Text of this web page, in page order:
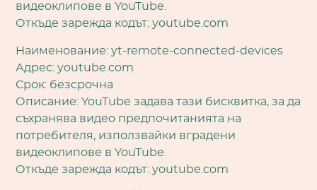
видеоклипове в YouTube.
Откъде зарежда кодът: youtube.com
Наименование: yt-remote-connected-devices
Адрес: youtube.com
Срок: безсрочна
Описание: YouTube задава тази бисквитка, за да
съхранява видео предпочитанията на
потребителя, използвайки вградени
видеоклипове в YouTube.
Откъде зарежда кодът: youtube.com